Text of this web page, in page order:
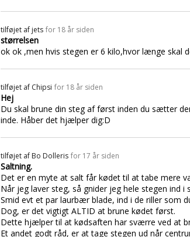
tilføjet af jets for 18 år siden
størrelsen
ok ok ,men hvis stegen er 6 kilo,hvor længe skal
tilføjet af Chipsi for 18 år siden
Hej
Du skal brune din steg af først inden du sætter
inde. Håber det hjælper dig:D
tilføjet af Bo Dolleris for 17 år siden
Saltning.
Det er en myte at salt får kødet til at tabe mere
Når jeg laver steg, så gnider jeg hele stegen ind i
Smid evt et par laurbær blade, ind i de riller som
Dog, er det vigtigt ALTID at brune kødet først.
Dette hjælper til at kødsaften har sværre ved at
Et andet godt råd, er at tage stegen ud når